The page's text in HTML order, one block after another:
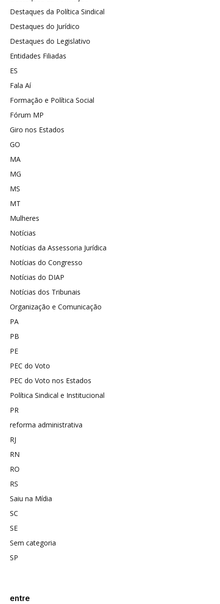
Destaques da Política Sindical
Destaques do Jurídico
Destaques do Legislativo
Entidades Filiadas
ES
Fala Aí
Formação e Política Social
Fórum MP
Giro nos Estados
GO
MA
MG
MS
MT
Mulheres
Notícias
Notícias da Assessoria Jurídica
Notícias do Congresso
Notícias do DIAP
Notícias dos Tribunais
Organização e Comunicação
PA
PB
PE
PEC do Voto
PEC do Voto nos Estados
Política Sindical e Institucional
PR
reforma administrativa
RJ
RN
RO
RS
Saiu na Mídia
SC
SE
Sem categoria
SP
entre